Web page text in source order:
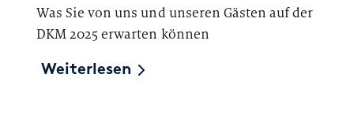
Was Sie von uns und unseren Gästen auf der
DKM 2025 erwarten können
Weiterlesen